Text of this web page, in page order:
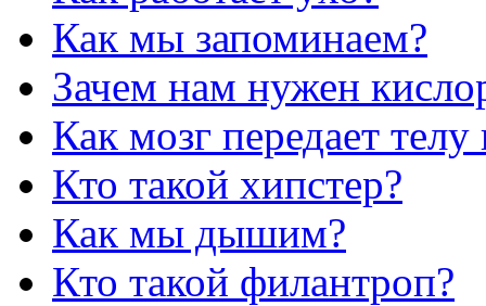
Как мы запоминаем?
Зачем нам нужен
Как мозг передает
Кто такой хипстер?
Как мы дышим?
Кто такой филантроп?